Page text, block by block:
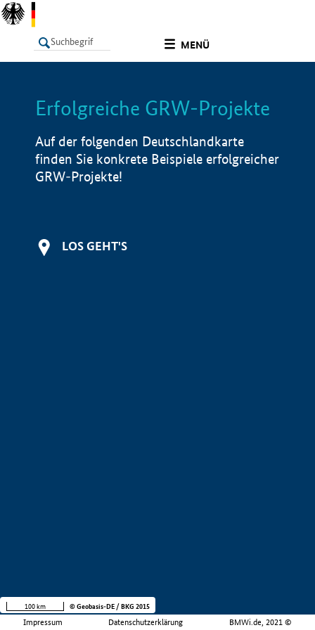
MENÜ
LISTE Info
Erfolgreiche GRW-Projekte
Auf der folgenden Deutschlandkarte
finden Sie konkrete Beispiele erfolgreicher
GRW-Projekte!
LOS GEHT'S
Impressum Datenschutzerklärung BMWi.de, 2021 ©
100 km © Geobasis-DE / BKG 2015